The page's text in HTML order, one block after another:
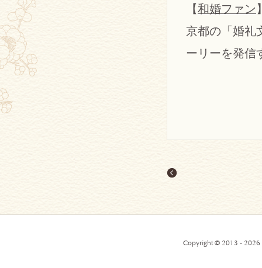
【和婚ファン
京都の「婚礼
ーリーを発信
Copyright © 2013 - 2026